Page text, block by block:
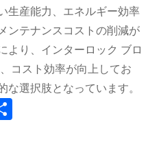
生産能力、エネルギー効率
ンテナンスコストの削減が
より、インターロック ブロ
コスト効率が向上してお
な選択肢となっています。